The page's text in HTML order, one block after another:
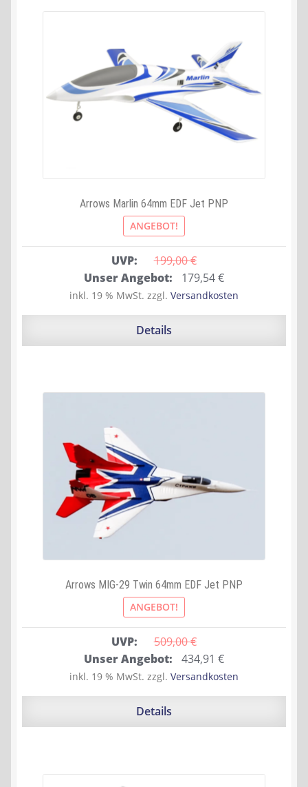
Arrows Marlin 64mm EDF Jet PNP
ANGEBOT!
UVP: 199,00 €
Ursprünglicher
Preis
war:
Unser Angebot: 179,54€Aktueller
Preis
ist:
inkl. 19 % MwSt. zzgl. Versandkosten
Details
Arrows MIG-29 Twin 64mm EDF Jet PNP
ANGEBOT!
UVP: 509,00 €
Ursprünglicher
Preis
war:
Unser Angebot: 434,91€Aktueller
Preis
ist:
inkl. 19 % MwSt. zzgl. Versandkosten
Details